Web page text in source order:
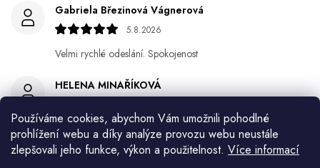
Používáme cookies, abychom Vám umožnili pohodlné
prohlížení webu a díky analýze provozu webu neustále
zlepšovali jeho funkce, výkon a použitelnost. Více informací
Gabriela Březinová Vágnerová
5.8.2026
Velmi rychlé odeslání. Spokojenost
HELENA MINAŘÍKOVÁ
Je sice větší ale vypadá dobře
Ivana Mimrackova